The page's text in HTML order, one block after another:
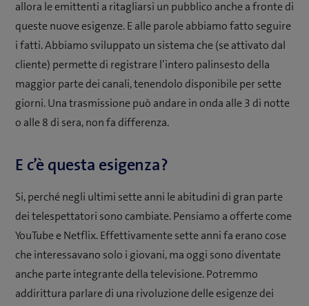
allora le emittenti a ritagliarsi un pubblico anche a fronte di
queste nuove esigenze. E alle parole abbiamo fatto seguire
i fatti. Abbiamo sviluppato un sistema che (se attivato dal
cliente) permette di registrare l’intero palinsesto della
maggior parte dei canali, tenendolo disponibile per sette
giorni. Una trasmissione può andare in onda alle 3 di notte
o alle 8 di sera, non fa differenza.
E c’è questa esigenza?
Si, perché negli ultimi sette anni le abitudini di gran parte
dei telespettatori sono cambiate. Pensiamo a offerte come
YouTube e Netflix. Effettivamente sette anni fa erano cose
che interessavano solo i giovani, ma oggi sono diventate
anche parte integrante della televisione. Potremmo
addirittura parlare di una rivoluzione delle esigenze dei